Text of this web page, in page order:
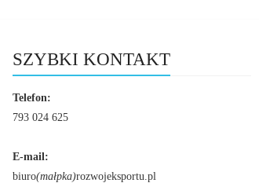
SZYBKI KONTAKT
Telefon:
793 024 625
E-mail:
biuro(małpka)rozwojeksportu.pl